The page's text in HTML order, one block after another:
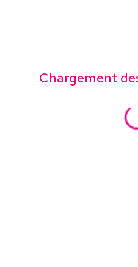
Chargement